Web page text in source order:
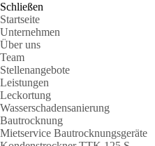
Schließen
Startseite
Unternehmen
Über uns
Team
Stellenangebote
Leistungen
Leckortung
Wasserschadensanierung
Bautrocknung
Mietservice Bautrocknungsgeräte